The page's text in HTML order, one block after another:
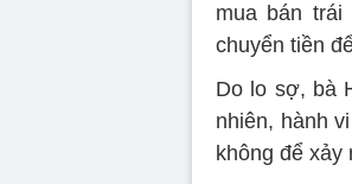
mua bán
chuyển tiền
Do lo sợ, bà
nhiên, hành
không để xảy